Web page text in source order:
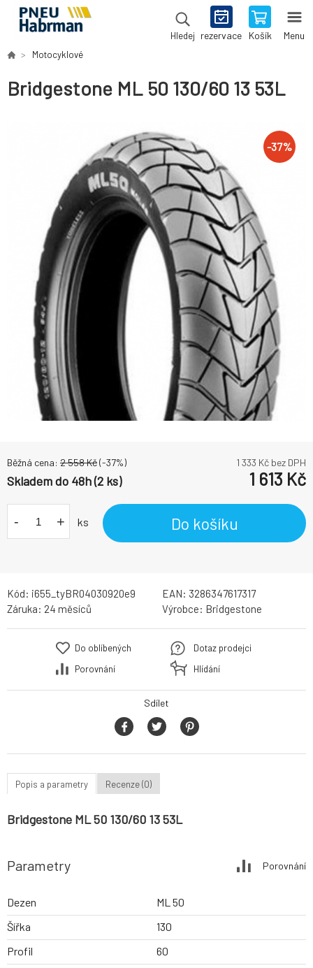
Hledej rezervace Košík Menu
Motocyklové
Bridgestone ML 50 130/60 13 53L
-37%
Běžná cena: 2 558Kč(-37%) 1 333 Kč bez DPH
Skladem do 48h (2 ks) 1 613 Kč
- + ks Do košíku
Kód: i655_tyBR04030920e9 EAN: 3286347617317
Záruka: 24 měsíců Výrobce: Bridgestone
Do oblíbených
Porovnání
Dotaz prodejci
Hlídání
Sdílet
Popis a parametry Recenze (0)
Bridgestone ML 50 130/60 13 53L
Parametry Porovnání
Dezen
ML 50
Šířka
130
Profil
60